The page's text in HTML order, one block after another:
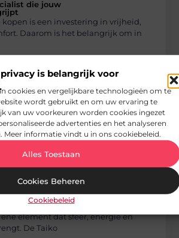
is belangrijk voor
cookies en vergelijkbare technologieën om te
wordt gebruikt en om uw ervaring te
van uw voorkeuren worden cookies ingezet
advertenties en het analyseren
Meer informatie vindt u in ons cookiebeleid.
Alles Toestaan
Cookies Beheren
Cookiebeleid
die jouw
is een investering in vrijheid,
Daarom is het belangrijk om in
HOBBY EN VRIJE TIJD
een blijvende indruk willen maken,
element dat sfeer, energie en
De Taiko